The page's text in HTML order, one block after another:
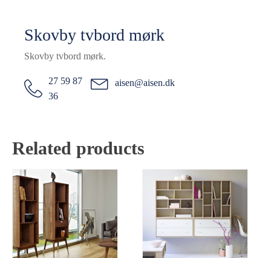
Skovby tvbord mørk
Skovby tvbord mørk.
27 59 87
36
aisen@aisen.dk
Related products